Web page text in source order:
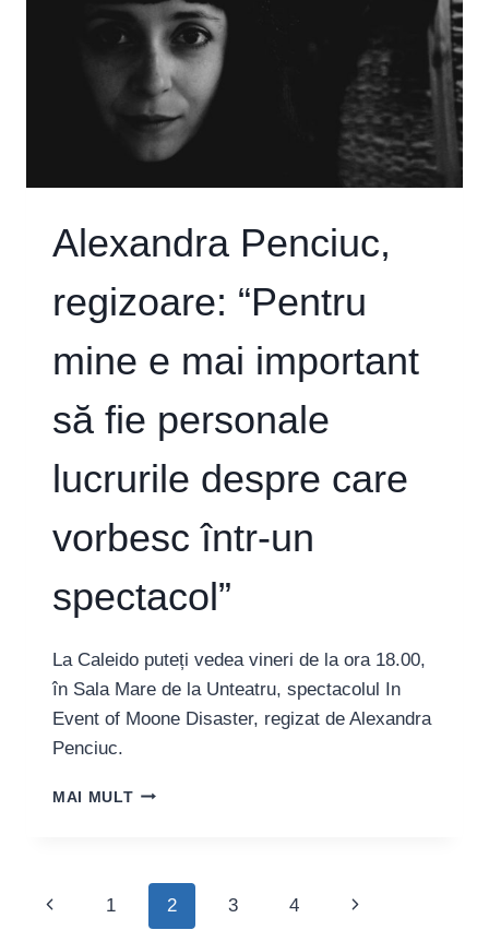
MENTALITĂȚI
DESCHIDĂ
OCHII
PRIVITORILOR”
Alexandra Penciuc,
regizoare: “Pentru
mine e mai important
să fie personale
lucrurile despre care
vorbesc într-un
spectacol”
La Caleido puteți vedea vineri de la ora 18.00,
în Sala Mare de la Unteatru, spectacolul In
Event of Moone Disaster, regizat de Alexandra
Penciuc.
MAI MULTALEXANDRA
MINE
MAI
Page
Previous1 2 3 4
Next